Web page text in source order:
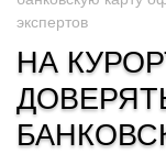
экспертов
НА